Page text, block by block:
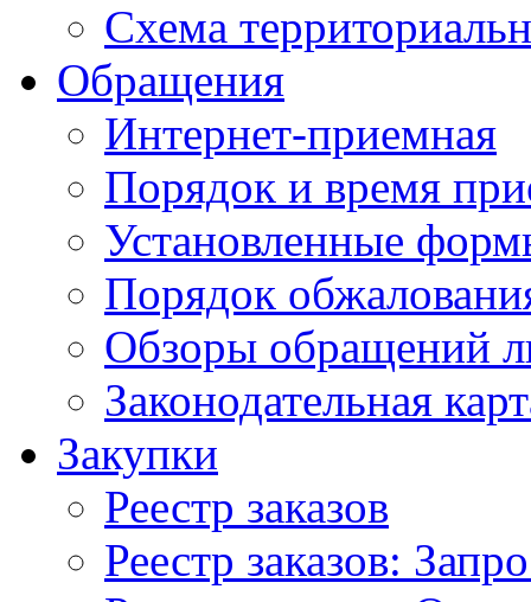
Схема
Обращения
Интернет-приемная
Порядок и время
Установленные
Порядок
Обзоры обращений
Законодательная
Закупки
Реестр заказов
Реестр заказов: